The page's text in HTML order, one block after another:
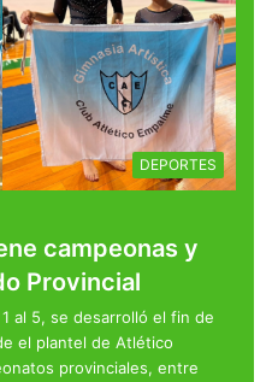
DEPORTES
campeonas y
Provincial
al 5, se desarrolló el fin de
el plantel de Atlético
provinciales, entre